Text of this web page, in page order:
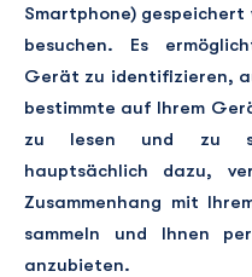
Smartphone) gespeichert
besuchen. Es
Gerät zu identifizieren,
bestimmte auf Ihrem
zu lesen und zu
hauptsächlich dazu,
Zusammenhang mit
sammeln und Ihnen
anzubieten.